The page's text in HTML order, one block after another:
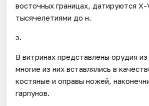
восточных границах, датируются Х-
тысячелетиями до н.
э.
В витринах представлены орудия
многие из них вставлялись в
костяные и оправы ножей,
гарпунов.